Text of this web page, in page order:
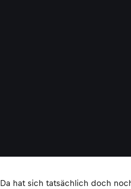
Da hat sich tatsächlich doch